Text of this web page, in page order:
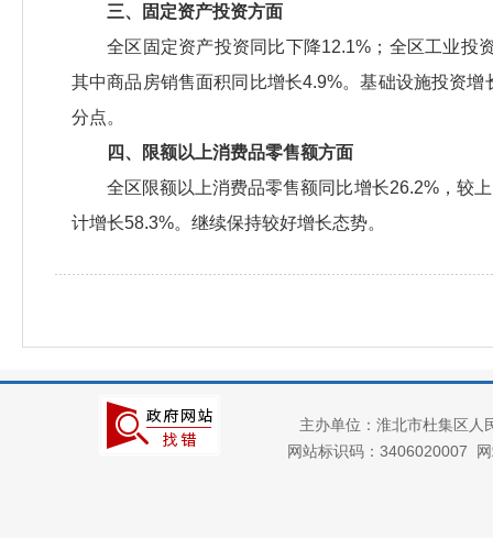
三、固定资产投资方面
全区固定资产投资同比下降12.1%；全区工业投
其中商品房销售面积同比增长4.9%。基础设施投资
分点。
四、限额以上消费品零售额方面
全区限额以上消费品零售额同比增长26.2%，较
计增长58.3%。继续保持较好增长态势。
主办单位：淮北市杜集区
网站标识码：3406020007